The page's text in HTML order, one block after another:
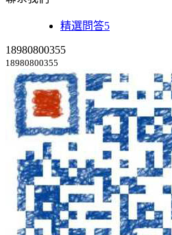
精選問答5
18980800355
18980800355